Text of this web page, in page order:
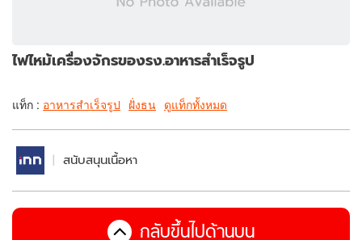
ไฟไหม้เครื่องจักรของรง.อาหารสำเร็จรูป
แท็ก : อาหารสำเร็จรูป ฝั่งธน ดูแท็กทั้งหมด
สนับสนุนเนื้อหา
กลับขึ้นไปด้านบน